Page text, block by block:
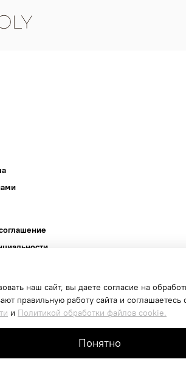
В корзину
на inSales
наш сайт, вы даете согласие на
правильную работу сайта и соглашаетесь
и Политикой обработки файлов cookie.
Понятно